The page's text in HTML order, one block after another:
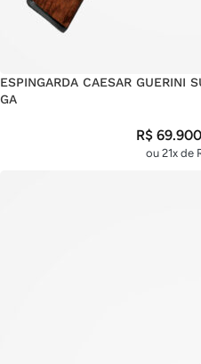
ESPINGARDA CAESAR GUERINI
GA
R$
ou 21x de